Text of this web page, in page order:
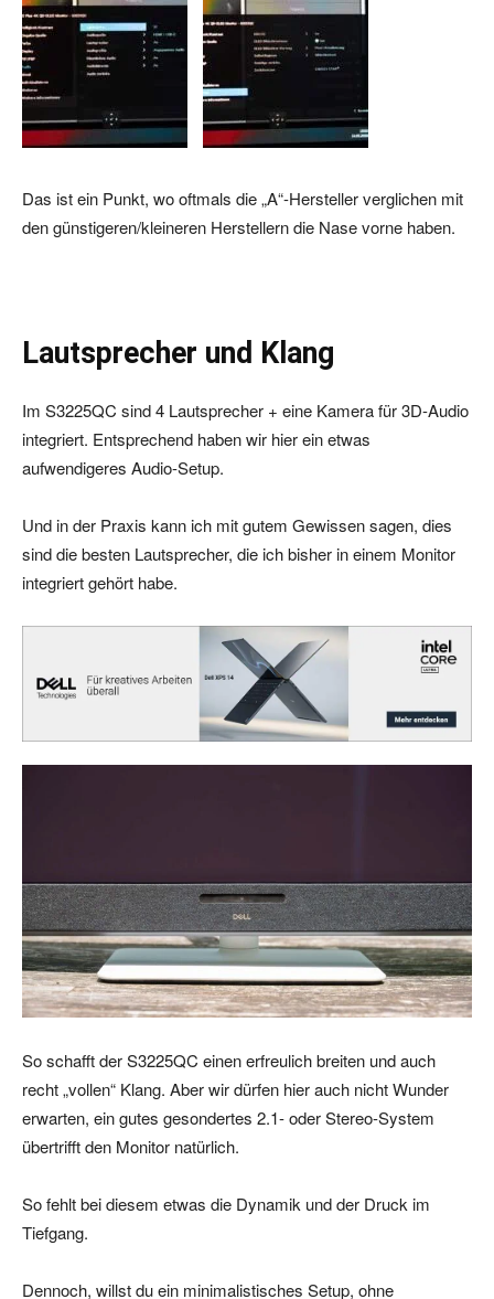
Das ist ein Punkt, wo oftmals die „A“-Hersteller verglichen mit
den günstigeren/kleineren Herstellern die Nase vorne haben.
Lautsprecher und Klang
Im S3225QC sind 4 Lautsprecher + eine Kamera für 3D-Audio
integriert. Entsprechend haben wir hier ein etwas
aufwendigeres Audio-Setup.
Und in der Praxis kann ich mit gutem Gewissen sagen, dies
sind die besten Lautsprecher, die ich bisher in einem Monitor
integriert gehört habe.
So schafft der S3225QC einen erfreulich breiten und auch
recht „vollen“ Klang. Aber wir dürfen hier auch nicht Wunder
erwarten, ein gutes gesondertes 2.1- oder Stereo-System
übertrifft den Monitor natürlich.
So fehlt bei diesem etwas die Dynamik und der Druck im
Tiefgang.
Dennoch, willst du ein minimalistisches Setup, ohne